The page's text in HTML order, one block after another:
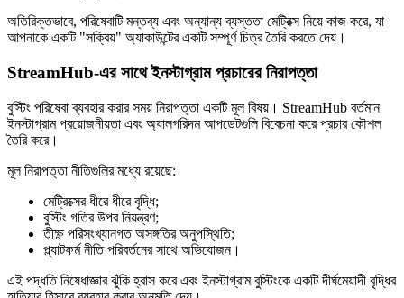
অতিরিক্তভাবে, পরিষেবাটি মন্তব্য এবং অন্যান্য ব্যস্ততা মেট্রিক্স নিয়ে কাজ করে, যা
আপনাকে একটি "সক্রিয়" অ্যাকাউন্টের একটি সম্পূর্ণ চিত্র তৈরি করতে দেয়।
StreamHub-এর সাথে ইনস্টাগ্রাম প্রচারের নিরাপত্তা
বুস্টিং পরিষেবা ব্যবহার করার সময় নিরাপত্তা একটি মূল বিষয়। StreamHub বর্তমান
ইনস্টাগ্রাম প্রয়োজনীয়তা এবং অ্যালগরিদম আপডেটগুলি বিবেচনা করে প্রচার কৌশল
তৈরি করে।
মূল নিরাপত্তা নীতিগুলির মধ্যে রয়েছে:
মেট্রিক্সের ধীরে ধীরে বৃদ্ধি;
বুস্টিং গতির উপর নিয়ন্ত্রণ;
তীক্ষ্ণ পরিসংখ্যানগত অসঙ্গতির অনুপস্থিতি;
প্ল্যাটফর্ম নীতি পরিবর্তনের সাথে অভিযোজন।
এই পদ্ধতি নিষেধাজ্ঞার ঝুঁকি হ্রাস করে এবং ইনস্টাগ্রাম বুস্টিংকে একটি দীর্ঘমেয়াদী বৃদ্ধির